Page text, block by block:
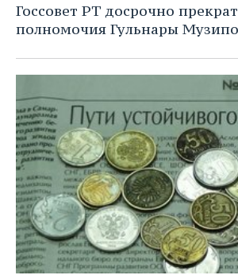
Госсовет РТ досрочно
полномочия Гульнары